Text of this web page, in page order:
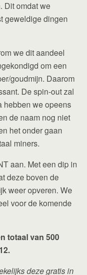
Dit omdat we
geweldige dingen
we dit aandeel
om een
goudmijn. Daarom
De spin-out zal
hebben we opeens
de naam nog niet
het onder gaan
miners.
aan. Met een dip in
deze boven de
weer opveren. We
voor de komende
totaal van 500
deze gratis in